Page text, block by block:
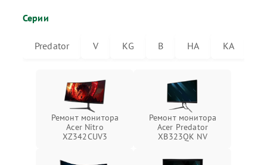
Серии
Predator V KG B HA KA
Ремонт монитора
Acer Nitro
XZ342CUV3
Ремонт монитора
Acer Predator
XB323QK NV